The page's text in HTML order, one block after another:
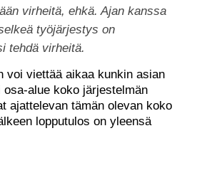
virheitä, ehkä. Ajan kanssa
työjärjestys on
tehdä virheitä.
voi viettää aikaa kunkin asian
alue koko järjestelmän
ajattelevan tämän olevan koko
lopputulos on yleensä